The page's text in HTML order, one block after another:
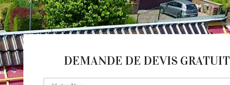
DEMANDE DE DEVIS GRATUIT